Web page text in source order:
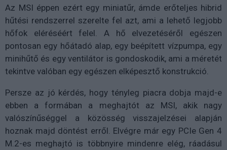
Az MSI éppen ezért egy miniatűr, ámde erőteljes hibrid
hűtési rendszerrel szerelte fel azt, ami a lehető legjobb
hőfok eléréséért felel. A hő elvezetéséről egészen
pontosan egy hőátadó alap, egy beépített vízpumpa, egy
minihűtő és egy ventilátor is gondoskodik, ami a méretét
tekintve valóban egy egészen elképesztő konstrukció.
Persze az jó kérdés, hogy tényleg piacra dobja majd-e
ebben a formában a meghajtót az MSI, akik nagy
valószínűséggel a közösség visszajelzései alapján
hoznak majd döntést erről. Elvégre már egy PCIe Gen 4
M.2-es meghajtó is többnyire mindenre elég, ráadásul